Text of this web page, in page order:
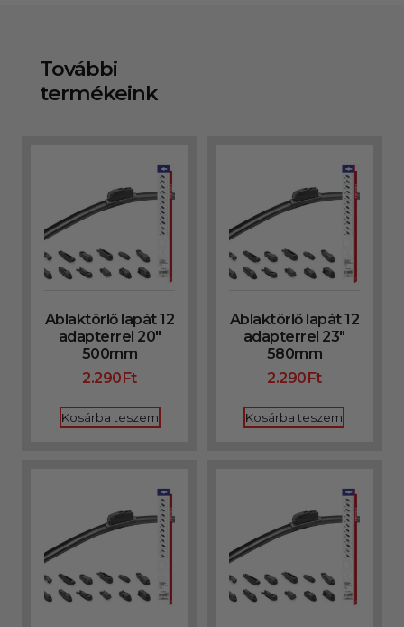
További
termékeink
Ablaktörlő lapát 12
adapterrel 20″
500mm
2.290Ft
Kosárba teszem
Ablaktörlő lapát 12
adapterrel 23″
580mm
2.290Ft
Kosárba teszem